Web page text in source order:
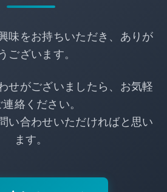
味をお持ちいただき、ありが
ございます。
せがございましたら、お気軽
絡ください。
い合わせいただければと思い
ます。